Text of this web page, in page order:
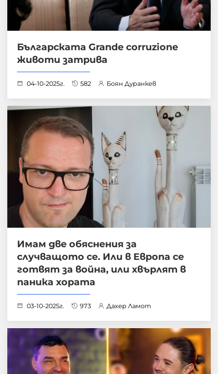
Българската Grande corruzione
животи затрива
04-10-2025г. 582 Боян Дуранкев
Имам две обяснения за
случващото се. Или в Европа се
готвят за война, или хвърлят в
паника хората
03-10-2025г. 973 Дахер Ламот